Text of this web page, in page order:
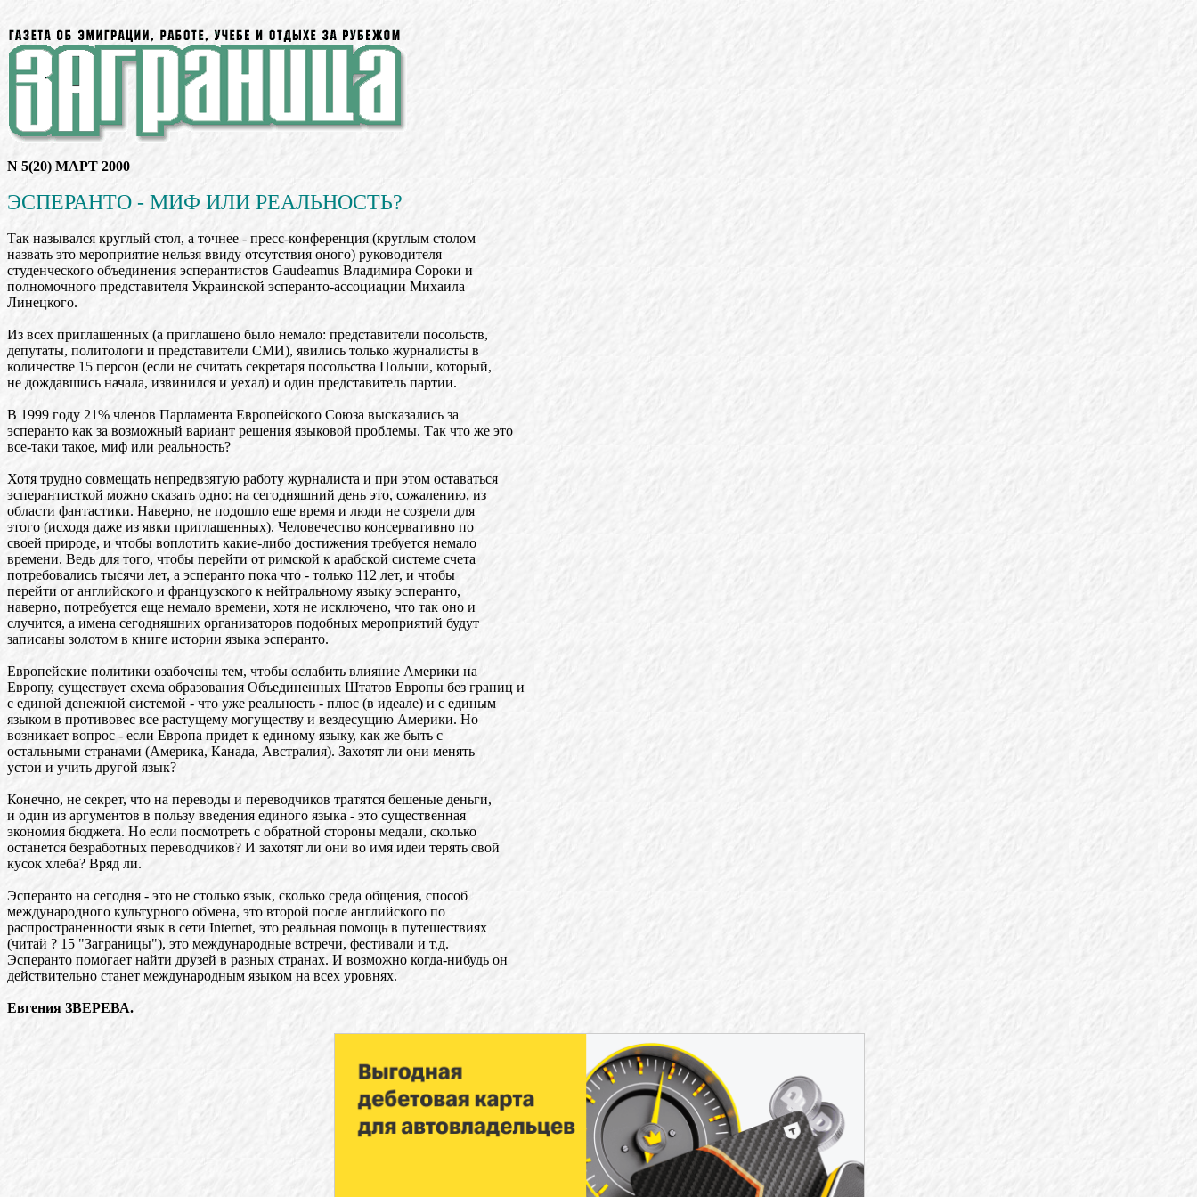
N 5(20) МАРТ 2000
ЭСПЕРАНТО - МИФ ИЛИ РЕАЛЬНОСТЬ?
Так назывался круглый стол, а точнее - пресс-конференция (круглым столом
назвать это мероприятие нельзя ввиду отсутствия оного) руководителя
студенческого объединения эсперантистов Gaudeamus Владимира Сороки и
полномочного представителя Украинской эсперанто-ассоциации Михаила
Линецкого.
Из всех приглашенных (а приглашено было немало: представители посольств,
депутаты, политологи и представители СМИ), явились только журналисты в
количестве 15 персон (если не считать секретаря посольства Польши, который,
не дождавшись начала, извинился и уехал) и один представитель партии.
В 1999 году 21% членов Парламента Европейского Союза высказались за
эсперанто как за возможный вариант решения языковой проблемы. Так что же это
все-таки такое, миф или реальность?
Хотя трудно совмещать непредвзятую работу журналиста и при этом оставаться
эсперантисткой можно сказать одно: на сегодняшний день это, сожалению, из
области фантастики. Наверно, не подошло еще время и люди не созрели для
этого (исходя даже из явки приглашенных). Человечество консервативно по
своей природе, и чтобы воплотить какие-либо достижения требуется немало
времени. Ведь для того, чтобы перейти от римской к арабской системе счета
потребовались тысячи лет, а эсперанто пока что - только 112 лет, и чтобы
перейти от английского и французского к нейтральному языку эсперанто,
наверно, потребуется еще немало времени, хотя не исключено, что так оно и
случится, а имена сегодняшних организаторов подобных мероприятий будут
записаны золотом в книге истории языка эсперанто.
Европейские политики озабочены тем, чтобы ослабить влияние Америки на
Европу, существует схема образования Объединенных Штатов Европы без границ и
с единой денежной системой - что уже реальность - плюс (в идеале) и с единым
языком в противовес все растущему могуществу и вездесущию Америки. Но
возникает вопрос - если Европа придет к единому языку, как же быть с
остальными странами (Америка, Канада, Австралия). Захотят ли они менять
устои и учить другой язык?
Конечно, не секрет, что на переводы и переводчиков тратятся бешеные деньги,
и один из аргументов в пользу введения единого языка - это существенная
экономия бюджета. Но если посмотреть с обратной стороны медали, сколько
останется безработных переводчиков? И захотят ли они во имя идеи терять свой
кусок хлеба? Вряд ли.
Эсперанто на сегодня - это не столько язык, сколько среда общения, способ
международного культурного обмена, это второй после английского по
распространенности язык в сети Internet, это реальная помощь в путешествиях
(читай ? 15 "Заграницы"), это международные встречи, фестивали и т.д.
Эсперанто помогает найти друзей в разных странах. И возможно когда-нибудь он
действительно станет международным языком на всех уровнях.
Евгения ЗВЕРЕВА.